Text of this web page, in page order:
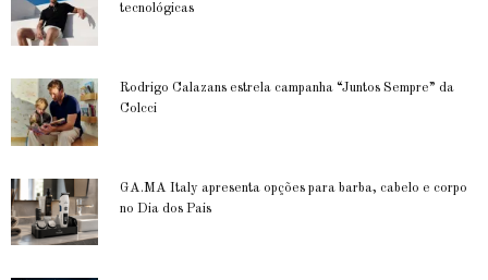
tecnológicas
Rodrigo Calazans estrela campanha “Juntos Sempre” da
Colcci
GA.MA Italy apresenta opções para barba, cabelo e corpo
no Dia dos Pais